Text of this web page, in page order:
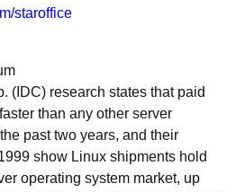
staroffice
(IDC) research states that paid
than any other server
past two years, and their
show Linux shipments hold
operating system market, up